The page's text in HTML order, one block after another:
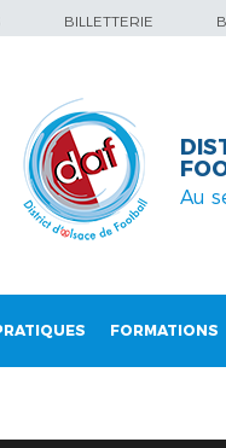
BILLETTERIE
Au
FORMATIONS